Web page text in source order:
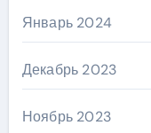
Январь 2024
Декабрь 2023
Ноябрь 2023